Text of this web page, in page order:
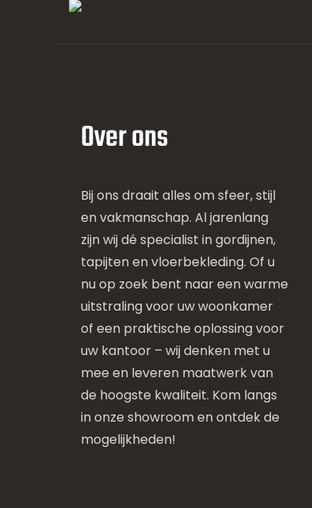
Over ons
Bij ons draait alles om sfeer, stijl
en vakmanschap. Al jarenlang
zijn wij dé specialist in gordijnen,
tapijten en vloerbekleding. Of u
nu op zoek bent naar een warme
uitstraling voor uw woonkamer
of een praktische oplossing voor
uw kantoor – wij denken met u
mee en leveren maatwerk van
de hoogste kwaliteit. Kom langs
in onze showroom en ontdek de
mogelijkheden!